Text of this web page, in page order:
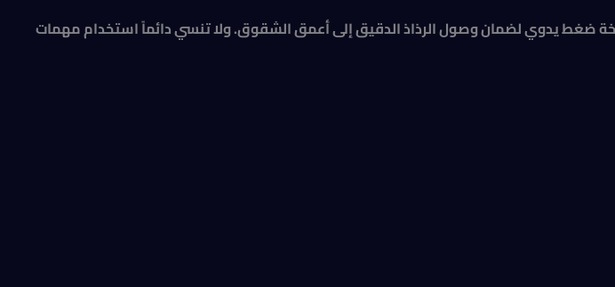
ضغط يدوي لضمان وصول الرذاذ الدقيق إلى أعمق الشقوق. ولا تنسي دائماً استخدام مهمات